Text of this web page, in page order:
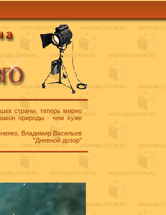
страны, теперь мирно
природы - чем хуже
Владимир Васильев
"Дневной дозор"